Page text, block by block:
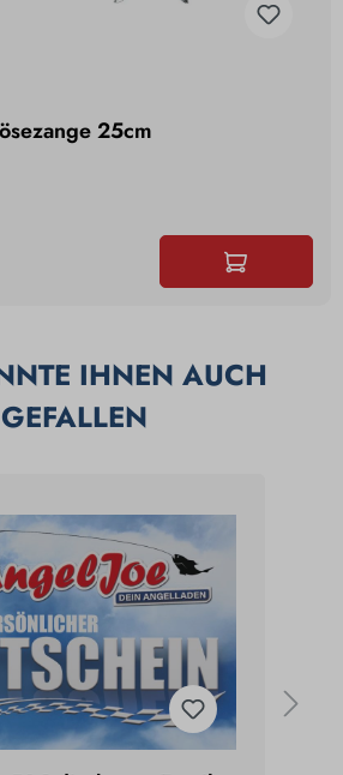
25cm
IHNEN AUCH
GEFALLEN